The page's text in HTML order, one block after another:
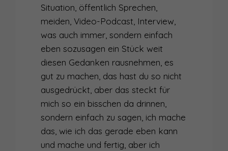
Situation, öffentlich Sprechen,
meiden, Video-Podcast, Interview,
was auch immer, sondern einfach
eben sozusagen ein Stück weit
diesen Gedanken rausnehmen, es
gut zu machen, das hast du so nicht
ausgedrückt, aber das steckt für
mich so ein bisschen da drinnen,
sondern einfach zu sagen, ich mache
das, wie ich das gerade eben kann
und mache und fertig, aber ich